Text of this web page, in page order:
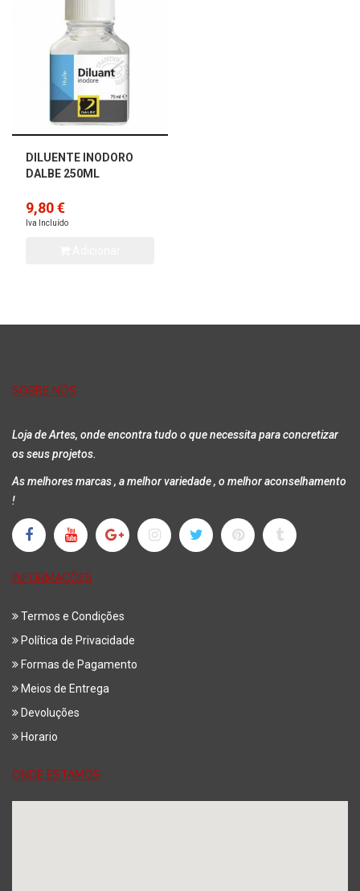
DILUENTE INODORO
DALBE 250ML
9,80 €
Iva Incluído
SOBRE NÓS
Loja de Artes, onde encontra tudo o que necessita para concretizar
os seus projetos.
As melhores marcas , a melhor variedade , o melhor aconselhamento
!
INFORMAÇÕES
Termos e Condições
Política de Privacidade
Formas de Pagamento
Meios de Entrega
Devoluções
Horario
ONDE ESTAMOS